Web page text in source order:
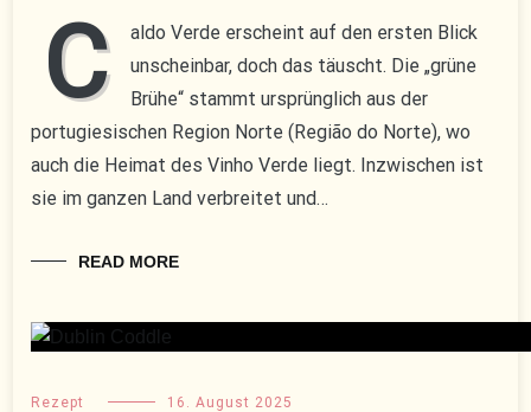
C
aldo Verde erscheint auf den ersten Blick
unscheinbar, doch das täuscht. Die „grüne
Brühe“ stammt ursprünglich aus der
portugiesischen Region Norte (Região do Norte), wo
auch die Heimat des Vinho Verde liegt. Inzwischen ist
sie im ganzen Land verbreitet und…
READ MORE
Rezept 16. August 2025